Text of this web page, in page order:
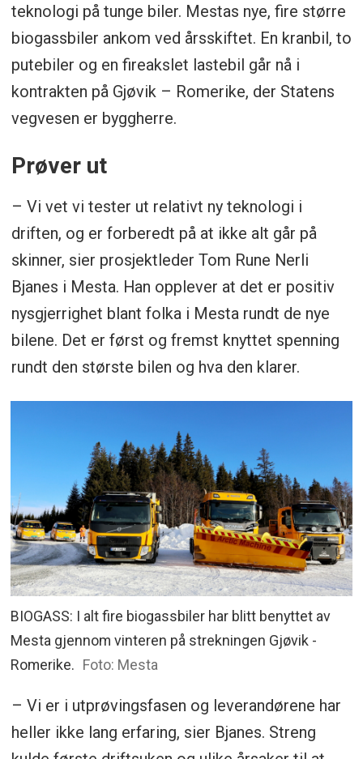
teknologi på tunge biler. Mestas nye, fire større
biogassbiler ankom ved årsskiftet. En kranbil, to
putebiler og en fireakslet lastebil går nå i
kontrakten på Gjøvik – Romerike, der Statens
vegvesen er byggherre.
Prøver ut
– Vi vet vi tester ut relativt ny teknologi i
driften, og er forberedt på at ikke alt går på
skinner, sier prosjektleder Tom Rune Nerli
Bjanes i Mesta. Han opplever at det er positiv
nysgjerrighet blant folka i Mesta rundt de nye
bilene. Det er først og fremst knyttet spenning
rundt den største bilen og hva den klarer.
BIOGASS: I alt fire biogassbiler har blitt benyttet av
Mesta gjennom vinteren på strekningen Gjøvik -
Romerike. Foto: Mesta
– Vi er i utprøvingsfasen og leverandørene har
heller ikke lang erfaring, sier Bjanes. Streng